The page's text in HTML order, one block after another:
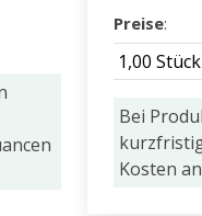
Preise:
1,00 Stück
Bei
Kosten